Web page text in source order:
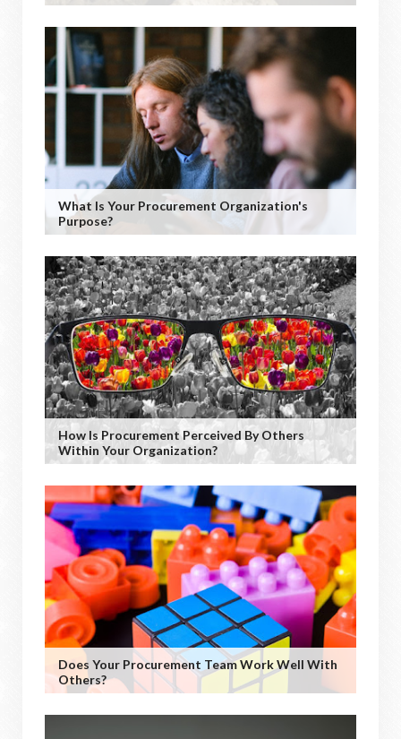
What Is Your Procurement Organization's
Purpose?
How Is Procurement Perceived By Others
Within Your Organization?
Does Your Procurement Team Work Well With
Others?